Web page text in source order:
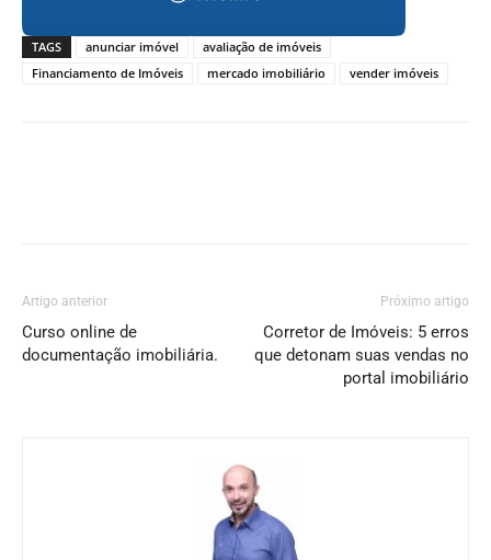
TAGS anunciar imóvel
avaliação de imóveis
Financiamento de Imóveis
mercado imobiliário vender imóveis
Artigo anterior
Curso online de
documentação imobiliária.
Próximo artigo
Corretor de Imóveis: 5 erros
que detonam suas vendas no
portal imobiliário